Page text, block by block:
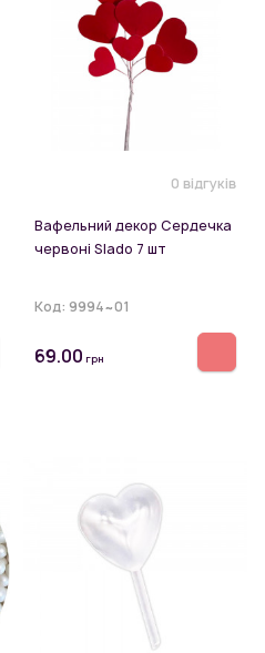
0 відгуків
Вафельний декор Сердечка
червоні Slado 7 шт
Код: 9994~01
69.00 грн